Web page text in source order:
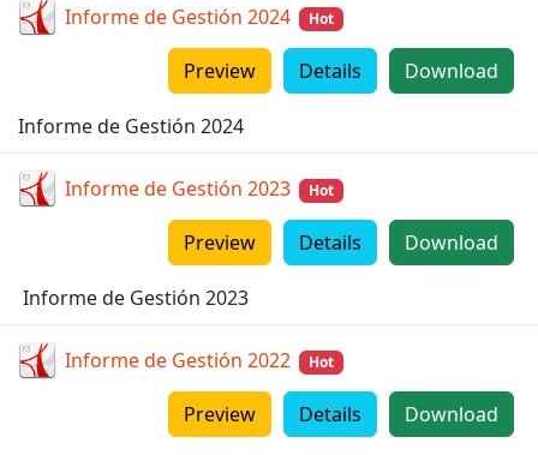
Informe de Gestión 2024 Hot
Download
Details
Preview
Informe de Gestión 2024
Informe de Gestión 2023 Hot
Download
Details
Preview
Informe de Gestión 2023
Informe de Gestión 2022 Hot
Download
Details
Preview